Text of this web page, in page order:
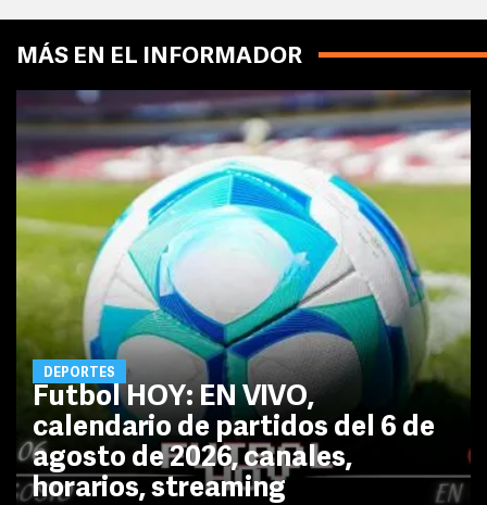
MÁS EN EL INFORMADOR
DEPORTES
Futbol HOY: EN VIVO,
calendario de partidos del 6 de
agosto de 2026, canales,
horarios, streaming